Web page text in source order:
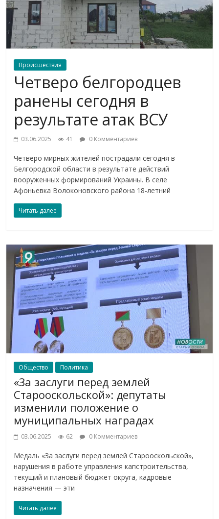
Происшествия
Четверо белгородцев
ранены сегодня в
результате атак ВСУ
03.06.2025 41 0 Комментариев
Четверо мирных жителей пострадали сегодня в
Белгородской области в результате действий
вооруженных формирований Украины. В селе
Афоньевка Волоконовского района 18-летний
Читать далее
Общество Политика
«За заслуги перед землей
Старооскольской»: депутаты
изменили положение о
муниципальных наградах
03.06.2025 62 0 Комментариев
Медаль «За заслуги перед землей Старооскольской»,
нарушения в работе управления капстроительства,
текущий и плановый бюджет округа, кадровые
назначения — эти
Читать далее